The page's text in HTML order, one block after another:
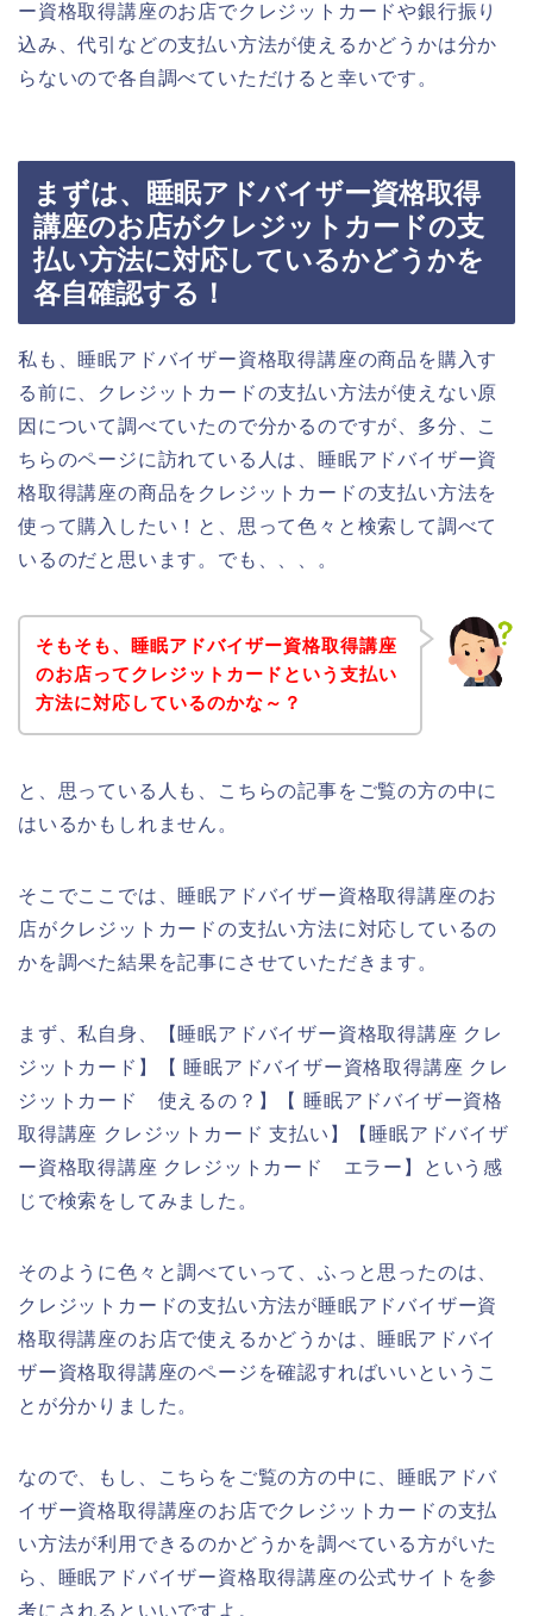
ー資格取得講座のお店でクレジットカードや銀行振り
込み、代引などの支払い方法が使えるかどうかは分か
らないので各自調べていただけると幸いです。
まずは、睡眠アドバイザー資格取得
講座のお店がクレジットカードの支
払い方法に対応しているかどうかを
各自確認する！
私も、睡眠アドバイザー資格取得講座の商品を購入す
る前に、クレジットカードの支払い方法が使えない原
因について調べていたので分かるのですが、多分、こ
ちらのページに訪れている人は、睡眠アドバイザー資
格取得講座の商品をクレジットカードの支払い方法を
使って購入したい！と、思って色々と検索して調べて
いるのだと思います。でも、、、。
そもそも、睡眠アドバイザー資格取得講座
のお店ってクレジットカードという支払い
方法に対応しているのかな～？
と、思っている人も、こちらの記事をご覧の方の中に
はいるかもしれません。
そこでここでは、睡眠アドバイザー資格取得講座のお
店がクレジットカードの支払い方法に対応しているの
かを調べた結果を記事にさせていただきます。
まず、私自身、【睡眠アドバイザー資格取得講座 クレ
ジットカード】【 睡眠アドバイザー資格取得講座 クレ
ジットカード 使えるの？】【 睡眠アドバイザー資格
取得講座 クレジットカード 支払い】【睡眠アドバイザ
ー資格取得講座 クレジットカード エラー】という感
じで検索をしてみました。
そのように色々と調べていって、ふっと思ったのは、
クレジットカードの支払い方法が睡眠アドバイザー資
格取得講座のお店で使えるかどうかは、睡眠アドバイ
ザー資格取得講座のページを確認すればいいというこ
とが分かりました。
なので、もし、こちらをご覧の方の中に、睡眠アドバ
イザー資格取得講座のお店でクレジットカードの支払
い方法が利用できるのかどうかを調べている方がいた
ら、睡眠アドバイザー資格取得講座の公式サイトを参
考にされるといいですよ。